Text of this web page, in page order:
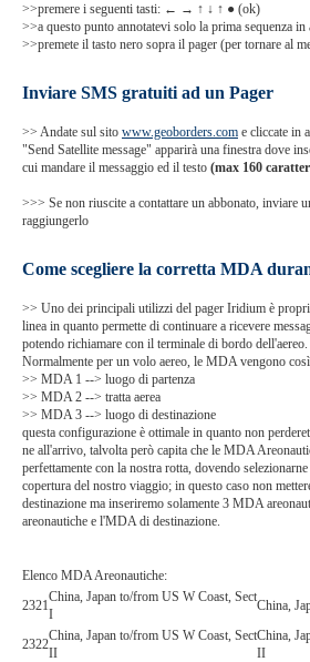
>>premere i seguenti tasti: ← → ↑ ↓ ↑ ● (ok)
>>a questo punto annotatevi solo la prima sequenza
>>premete il tasto nero sopra il pager (per tornare al
Inviare SMS gratuiti ad un Pager
>> Andate sul sito www.geoborders.com e cliccate in
"Send Satellite message" apparirà una finestra dove
cui mandare il messaggio ed il testo (max 160
>>> Se non riuscite a contattare un abbonato, inviare
raggiungerlo
Come scegliere la corretta MDA
>> Uno dei principali utilizzi del pager Iridium è
linea in quanto permette di continuare a ricevere
potendo richiamare con il terminale di bordo dell'aereo.
Normalmente per un volo aereo, le MDA vengono
>> MDA 1 --> luogo di partenza
>> MDA 2 --> tratta aerea
>> MDA 3 --> luogo di destinazione
questa configurazione è ottimale in quanto non
ne all'arrivo, talvolta però capita che le MDA
perfettamente con la nostra rotta, dovendo
copertura del nostro viaggio; in questo caso non
destinazione ma inseriremo solamente 3 MDA
areonautiche e l'MDA di destinazione.
Elenco MDA Areonautiche:
2321
China, Japan to/from US W Coast, Sect
I
China,
2322
China, Japan to/from US W Coast, Sect
II
China,
II